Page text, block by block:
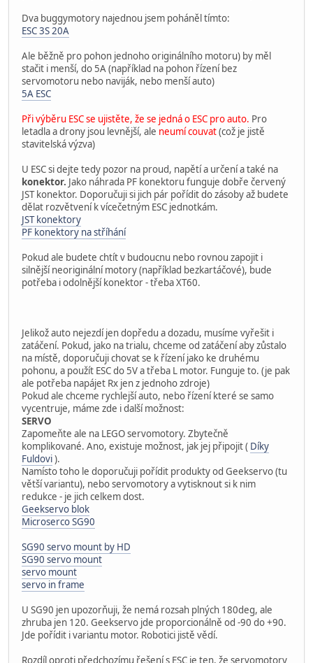
Dva buggymotory najednou jsem poháněl tímto:
ESC 3S 20A
Ale běžně pro pohon jednoho originálního motoru) by měl
stačit i menší, do 5A (například na pohon řízení bez
servomotoru nebo naviják, nebo menší auto)
5A ESC
Při výběru ESC se ujistěte, že se jedná o ESC pro auto. Pro
letadla a drony jsou levnější, ale neumí couvat(což je jistě
stavitelská výzva)
U ESC si dejte tedy pozor na proud, napětí a určení a také na
konektor. Jako náhrada PF konektoru funguje dobře červený
JST konektor. Doporučuji si jich pár pořídit do zásoby až budete
dělat rozvětvení k vícečetným ESC jednotkám.
JST konektory
PF konektory na stříhání
Pokud ale budete chtít v budoucnu nebo rovnou zapojit i
silnější neoriginální motory (například bezkartáčové), bude
potřeba i odolnější konektor - třeba XT60.
Jelikož auto nejezdí jen dopředu a dozadu, musíme vyřešit i
zatáčení. Pokud, jako na trialu, chceme od zatáčení aby zůstalo
na místě, doporučuji chovat se k řízení jako ke druhému
pohonu, a použít ESC do 5V a třeba L motor. Funguje to. (je pak
ale potřeba napájet Rx jen z jednoho zdroje)
Pokud ale chceme rychlejší auto, nebo řízení které se samo
vycentruje, máme zde i další možnost:
SERVO
Zapomeňte ale na LEGO servomotory. Zbytečně
komplikované. Ano, existuje možnost, jak jej připojit ( Díky
Fuldovi).
Namísto toho le doporučuji pořídit produkty od Geekservo (tu
větší variantu), nebo servomotory a vytisknout si k nim
redukce - je jich celkem dost.
Geekservo blok
Microserco SG90
SG90 servo mount by HD
SG90 servo mount
servo mount
servo in frame
U SG90 jen upozorňuji, že nemá rozsah plných 180deg, ale
zhruba jen 120. Geekservo jde proporcionálně od -90 do +90.
Jde pořídit i variantu motor. Robotici jistě vědí.
Rozdíl oproti předchozímu řešení s ESC je ten, že servomotory